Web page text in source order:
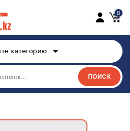
0
категорию arrow_drop_down
ПОИСК